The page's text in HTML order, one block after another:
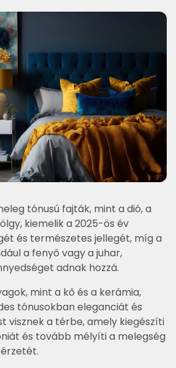
tónusú fajták, mint a dió, a
kiemelik a 2025-ös év
és természetes jellegét, míg a
a fenyő vagy a juhar,
adnak hozzá.
mint a kő és a kerámia,
tónusokban eleganciát és
visznek a térbe, amely kiegészíti
és tovább mélyíti a melegség